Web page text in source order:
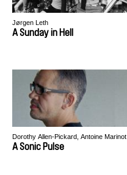
Jørgen Leth
A Sunday in Hell
Dorothy Allen-Pickard, Antoine Marinot
A Sonic Pulse